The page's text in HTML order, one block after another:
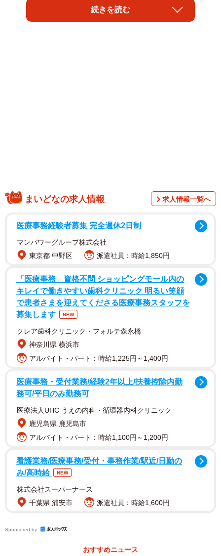
う思う」との共感の声が広がっています。
し、いつも「救われる」「心に染みる」と話題になってい
痛め、とっさに思い付いたある言葉をツイートしたそうで
その言葉というのは、「相手の過ちを必要以上に追及した
瞬間、不幸が始まります」。潜在意識やイメージの重要性
に着目した、成功哲学「マーフィーの成功法則」で知られ
る、宗教家で著述家のジョセフ・マーフィー氏の名言で
す。
「相手の過ちを必要以上に追及すれば、相手との人間関係
は完全に壊れ、結局自分にとっても不幸なことになる」と
及した側、つまり誹謗中傷をした側に対して「何回、人は
繰り返すんでしょうか？」とつぶやきました。
さらに「過ちは誤ちとは違います。その人が思う後悔をさ
しています。誰しも後悔や懺悔はあります。それを理由も
れた方も追い詰める方も不幸が始まるということです。こ
祈りいたします」と、訴えます。
続きを読む
まいどなの求人情報 求人情報一覧へ
医療事務経験者募集 完全週休2日制
マンパワーグループ株式会社
東京都 中野区
派遣社員：時給1,850円
「医療事務」資格不問 ショッピングモール内の
キレイで働きやすい歯科クリニック 明るい笑顔
で患者さまを迎えてくださる医療事務スタッフを
募集します
NEW
クレア歯科クリニック・フォルテ森永橋
神奈川県 横浜市
アルバイト・パート：時給1,225円～1,400円
医療事務・受付業務/経験2年以上/扶養控除内勤
務可/平日のみ勤務可
医療法人UHC うえの内科・循環器内科クリニック
鹿児島県 鹿児島市
アルバイト・パート：時給1,100円～1,200円
看護業務/医療事務/受付・事務作業/駅近/日勤の
み/高時給
NEW
株式会社スーパーナース
千葉県 浦安市
派遣社員：時給1,600円
Sponsored by
おすすめニュース